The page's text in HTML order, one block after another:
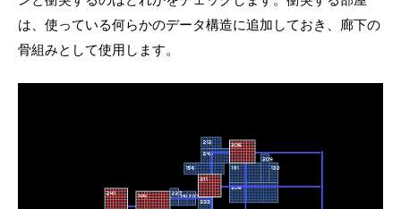
は、使っている何らかのデータ構造に追加しておき、廊下の
骨組みとして使用します。